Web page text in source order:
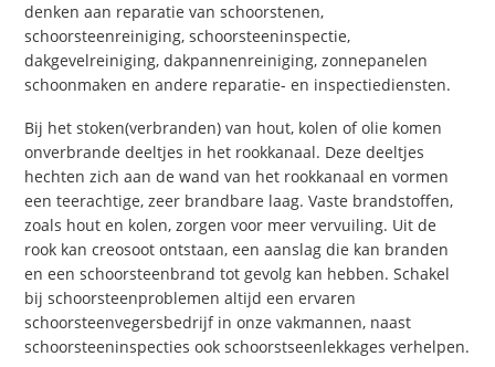
denken aan reparatie van schoorstenen,
schoorsteenreiniging, schoorsteeninspectie,
dakgevelreiniging, dakpannenreiniging, zonnepanelen
schoonmaken en andere reparatie- en inspectiediensten.
Bij het stoken(verbranden) van hout, kolen of olie komen
onverbrande deeltjes in het rookkanaal. Deze deeltjes
hechten zich aan de wand van het rookkanaal en vormen
een teerachtige, zeer brandbare laag. Vaste brandstoffen,
zoals hout en kolen, zorgen voor meer vervuiling. Uit de
rook kan creosoot ontstaan, een aanslag die kan branden
en een schoorsteenbrand tot gevolg kan hebben. Schakel
bij schoorsteenproblemen altijd een ervaren
schoorsteenvegersbedrijf in onze vakmannen, naast
schoorsteeninspecties ook schoorstseenlekkages verhelpen.